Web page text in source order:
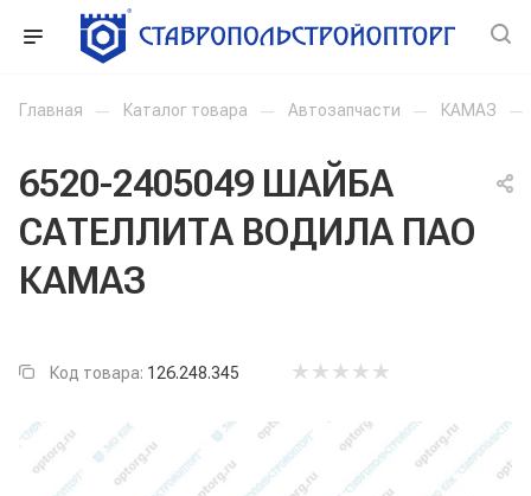
Главная — Каталог товара — Автозапчасти — КАМАЗ —
6520-2405049 ШАЙБА
САТЕЛЛИТА ВОДИЛА ПАО
КАМАЗ
Код товара: 126.248.345